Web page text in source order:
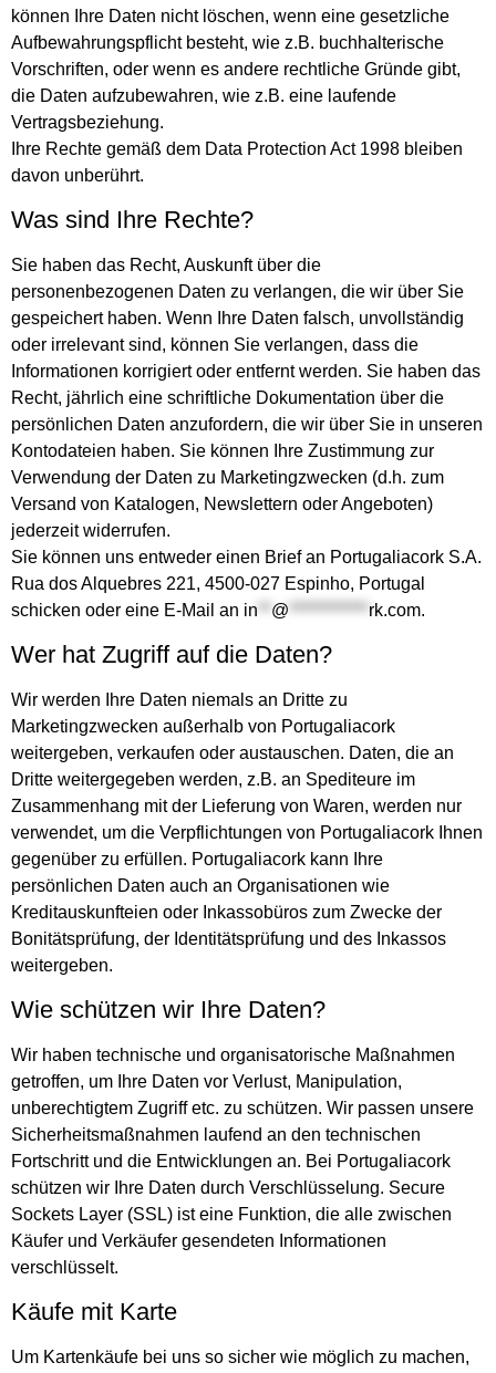
können Ihre Daten nicht löschen, wenn eine gesetzliche
Aufbewahrungspflicht besteht, wie z.B. buchhalterische
Vorschriften, oder wenn es andere rechtliche Gründe gibt,
die Daten aufzubewahren, wie z.B. eine laufende
Vertragsbeziehung.
Ihre Rechte gemäß dem Data Protection Act 1998 bleiben
davon unberührt.
Was sind Ihre Rechte?
Sie haben das Recht, Auskunft über die
personenbezogenen Daten zu verlangen, die wir über Sie
gespeichert haben. Wenn Ihre Daten falsch, unvollständig
oder irrelevant sind, können Sie verlangen, dass die
Informationen korrigiert oder entfernt werden. Sie haben das
Recht, jährlich eine schriftliche Dokumentation über die
persönlichen Daten anzufordern, die wir über Sie in unseren
Kontodateien haben. Sie können Ihre Zustimmung zur
Verwendung der Daten zu Marketingzwecken (d.h. zum
Versand von Katalogen, Newslettern oder Angeboten)
jederzeit widerrufen.
Sie können uns entweder einen Brief an Portugaliacork S.A.
Rua dos Alquebres 221, 4500-027 Espinho, Portugal
schicken oder eine E-Mail an in ** @ ************ rk.com.
Wer hat Zugriff auf die Daten?
Wir werden Ihre Daten niemals an Dritte zu
Marketingzwecken außerhalb von Portugaliacork
weitergeben, verkaufen oder austauschen. Daten, die an
Dritte weitergegeben werden, z.B. an Spediteure im
Zusammenhang mit der Lieferung von Waren, werden nur
verwendet, um die Verpflichtungen von Portugaliacork Ihnen
gegenüber zu erfüllen. Portugaliacork kann Ihre
persönlichen Daten auch an Organisationen wie
Kreditauskunfteien oder Inkassobüros zum Zwecke der
Bonitätsprüfung, der Identitätsprüfung und des Inkassos
weitergeben.
Wie schützen wir Ihre Daten?
Wir haben technische und organisatorische Maßnahmen
getroffen, um Ihre Daten vor Verlust, Manipulation,
unberechtigtem Zugriff etc. zu schützen. Wir passen unsere
Sicherheitsmaßnahmen laufend an den technischen
Fortschritt und die Entwicklungen an. Bei Portugaliacork
schützen wir Ihre Daten durch Verschlüsselung. Secure
Sockets Layer (SSL) ist eine Funktion, die alle zwischen
Käufer und Verkäufer gesendeten Informationen
verschlüsselt.
Käufe mit Karte
Um Kartenkäufe bei uns so sicher wie möglich zu machen,